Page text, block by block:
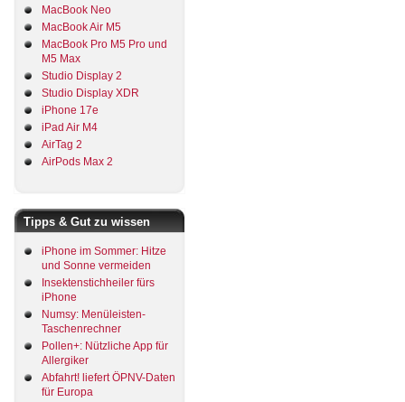
MacBook Neo
MacBook Air M5
MacBook Pro M5 Pro und
M5 Max
Studio Display 2
Studio Display XDR
iPhone 17e
iPad Air M4
AirTag 2
AirPods Max 2
Tipps & Gut zu wissen
iPhone im Sommer: Hitze
und Sonne vermeiden
Insektenstichheiler fürs
iPhone
Numsy: Menüleisten-
Taschenrechner
Pollen+: Nützliche App für
Allergiker
Abfahrt! liefert ÖPNV-Daten
für Europa